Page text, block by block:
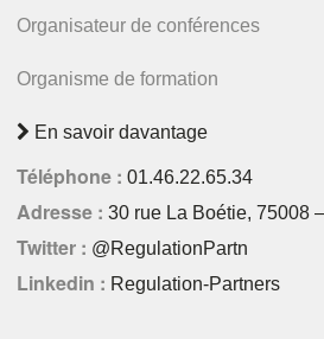
Organisateur de conférences
Organisme de formation
En savoir davantage
Téléphone : 01.46.22.65.34
Adresse : 30 rue La Boétie, 75008
Twitter : @RegulationPartn
Linkedin : Regulation-Partners